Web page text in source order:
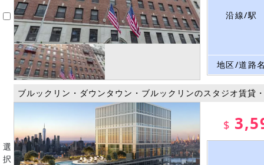
沿線/駅
地区/道路
選
択
ブルックリン・ダウンタウン・ブルックリンのスタジオ賃貸
$